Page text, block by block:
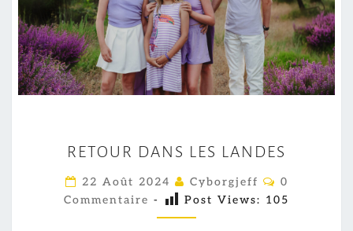
E
T
O
U
RETOUR DANS LES LANDES
22 Août 2024 Cyborgjeff
C
M
0
Commentaire - Post Views: 105